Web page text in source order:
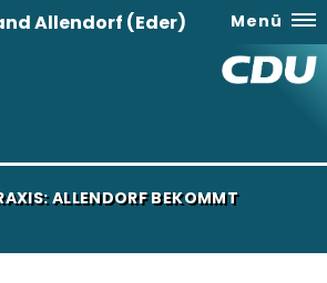
Allendorf (Eder) Menü
ALLENDORF BEKOMMT